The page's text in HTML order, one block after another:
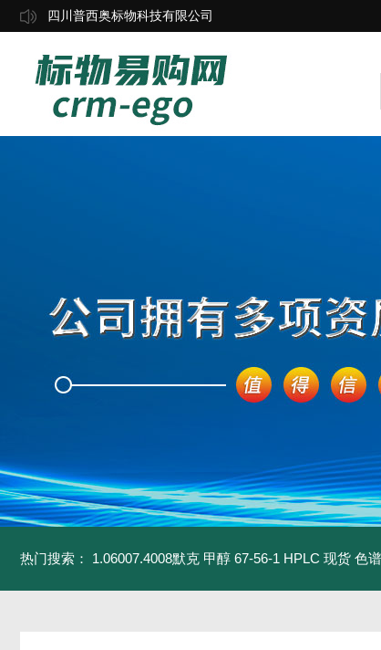
四川普西奥标物科技有限公司
热门搜索： 1.06007.4008默克 甲醇 67-56-1 HPLC 现货 色